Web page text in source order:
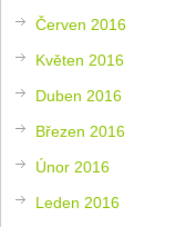
Červen 2016
Květen 2016
Duben 2016
Březen 2016
Únor 2016
Leden 2016